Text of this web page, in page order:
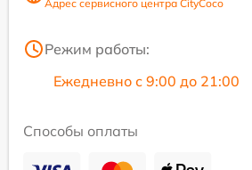
Адрес сервисного центра CityCoco
Режим работы:
Ежедневно с 9:00 до 21:00
Способы оплаты